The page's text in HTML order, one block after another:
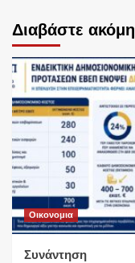
Διαβάστε ακόμη
Οικονομια
Συνάντηση